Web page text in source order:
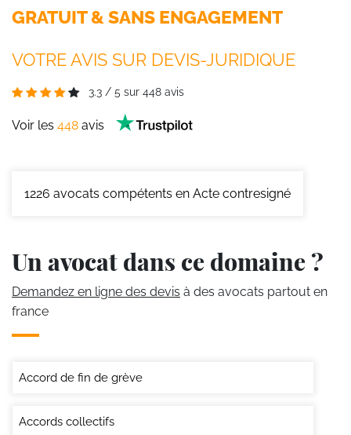
GRATUIT & SANS ENGAGEMENT
VOTRE AVIS SUR DEVIS-JURIDIQUE
3.3 / 5 sur 448 avis
Voir les 448 avis
1226 avocats compétents en Acte contresigné
Un avocat dans ce domaine ?
Demandez en ligne des devis à des avocats partout en
france
Accord de fin de grève
Accords collectifs